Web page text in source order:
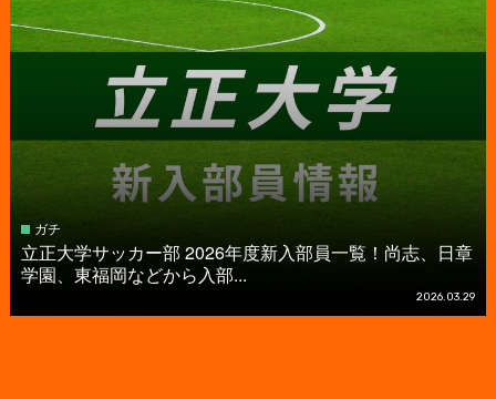
ガチ
立正大学サッカー部 2026年度新入部員一覧！尚志、日章
学園、東福岡などから入部...
2026.03.29